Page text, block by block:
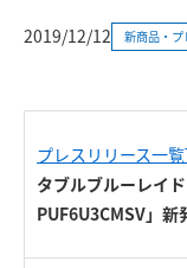
2019/12/12 新商品・プ
プレスリリース一
タブルブルーレイ
PUF6U3CMSV」新